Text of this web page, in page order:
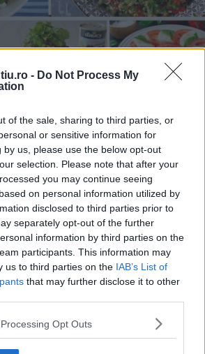
- Do Not Process My
of the sale, sharing to third parties, or
or sensitive information for
by us, please use the below opt-out
selection. Please note that after your
you may continue seeing
on personal information utilized by
disclosed to third parties prior to
separately opt-out of the further
information by third parties on the
participants. This information may
us to third parties on the IAB’s List of
that may further disclose it to other
Opt Outs
06.08.2026